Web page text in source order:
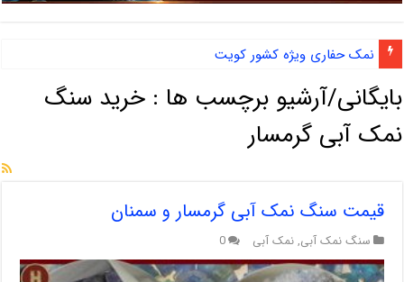
نمک حفاری ویژه کشور کویت
بایگانی/آرشیو برچسب ها : خرید سنگ
نمک آبی گرمسار
قیمت سنگ نمک آبی گرمسار و سمنان
سنگ نمک آبی, نمک آبی 0